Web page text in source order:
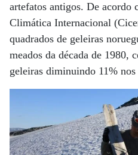
artefatos antigos. De acordo
Climática Internacional
quadrados de geleiras
meados da década de 1980,
geleiras diminuindo 11%